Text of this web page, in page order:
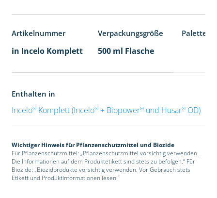
Artikelnummer Verpackungsgröße
in Incelo Komplett 500 ml Flasche
Enthalten in
Incelo®Komplett (Incelo®+ Biopower®und Husar®OD)
Wichtiger Hinweis für Pflanzenschutzmittel und Biozide
Für Pflanzenschutzmittel: „Pflanzenschutzmittel vorsichtig verwenden.
Die Informationen auf dem Produktetikett sind stets zu befolgen.“ Für
Biozide: „Biozidprodukte vorsichtig verwenden. Vor Gebrauch stets
Etikett und Produktinformationen lesen.“